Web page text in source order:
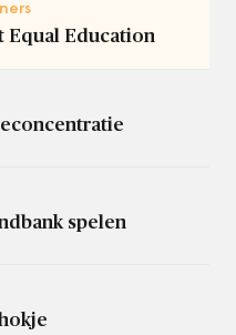
Equal Education
spelen